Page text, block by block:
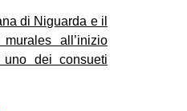
di Niguarda e il
all’inizio
dei consueti